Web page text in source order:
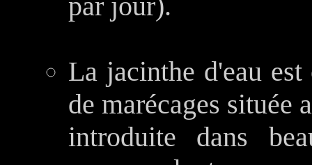
La jacinthe d'eau
de marécages située
introduite dans